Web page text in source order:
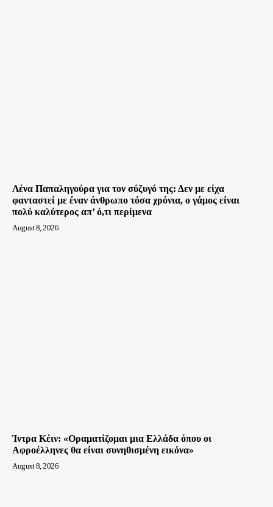
Λένα Παπαληγούρα για τον σύζυγό της: Δεν με είχα
φανταστεί με έναν άνθρωπο τόσα χρόνια, ο γάμος είναι
πολύ καλύτερος απ’ ό,τι περίμενα
August 8, 2026
Ίντρα Κέιν: «Οραματίζομαι μια Ελλάδα όπου οι
Αφροέλληνες θα είναι συνηθισμένη εικόνα»
August 8, 2026